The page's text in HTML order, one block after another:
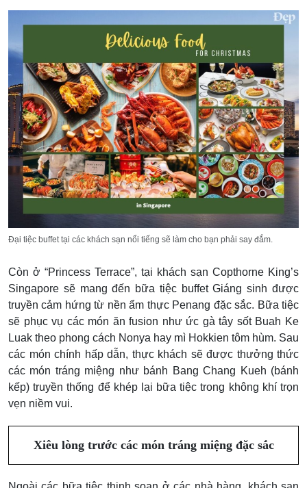
Đại tiệc buffet tại các khách sạn nổi tiếng sẽ làm cho bạn phải say đắm.
Còn ở “Princess Terrace”, tại khách sạn Copthorne King’s
Singapore sẽ mang đến bữa tiệc buffet Giáng sinh được
truyền cảm hứng từ nền ẩm thực Penang đặc sắc. Bữa tiệc
sẽ phục vụ các món ăn fusion như ức gà tây sốt Buah Ke
Luak theo phong cách Nonya hay mì Hokkien tôm hùm. Sau
các món chính hấp dẫn, thực khách sẽ được thưởng thức
các món tráng miệng như bánh Bang Chang Kueh (bánh
kếp) truyền thống để khép lại bữa tiệc trong không khí trọn
vẹn niềm vui.
Xiêu lòng trước các món tráng miệng đặc sắc